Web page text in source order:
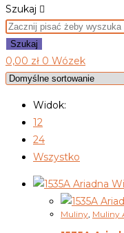
Szukaj
Szukaj
0,00 zł 0 Wózek
Widok:
12
24
Wszystko
Muliny, Muliny